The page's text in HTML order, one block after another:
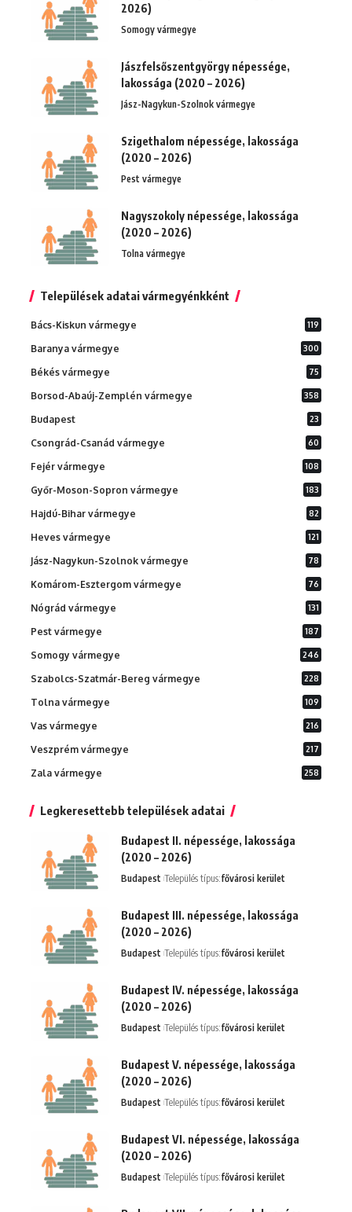
2026)
Somogy vármegye
Jászfelsőszentgyörgy népessége,
lakossága (2020 – 2026)
Jász-Nagykun-Szolnok vármegye
Szigethalom népessége, lakossága
(2020 – 2026)
Pest vármegye
Nagyszokoly népessége, lakossága
(2020 – 2026)
Tolna vármegye
Települések adatai vármegyénkként
Bács-Kiskun vármegye 119
Baranya vármegye 300
Békés vármegye 75
Borsod-Abaúj-Zemplén vármegye 358
Budapest 23
Csongrád-Csanád vármegye 60
Fejér vármegye 108
Győr-Moson-Sopron vármegye 183
Hajdú-Bihar vármegye 82
Heves vármegye 121
Jász-Nagykun-Szolnok vármegye 78
Komárom-Esztergom vármegye 76
Nógrád vármegye 131
Pest vármegye 187
Somogy vármegye 246
Szabolcs-Szatmár-Bereg vármegye 228
Tolna vármegye 109
Vas vármegye 216
Veszprém vármegye 217
Zala vármegye 258
Legkeresettebb települések adatai
Budapest II. népessége, lakossága
(2020 – 2026)
Budapest Település típus:fővárosi kerület
Budapest III. népessége, lakossága
(2020 – 2026)
Budapest Település típus:fővárosi kerület
Budapest IV. népessége, lakossága
(2020 – 2026)
Budapest Település típus:fővárosi kerület
Budapest V. népessége, lakossága
(2020 – 2026)
Budapest Település típus:fővárosi kerület
Budapest VI. népessége, lakossága
(2020 – 2026)
Budapest Település típus:fővárosi kerület